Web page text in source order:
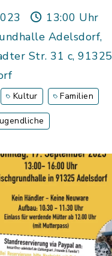
13:00 Uhr
Adelsdorf,
Str. 31 c, 91325
Kultur Familien